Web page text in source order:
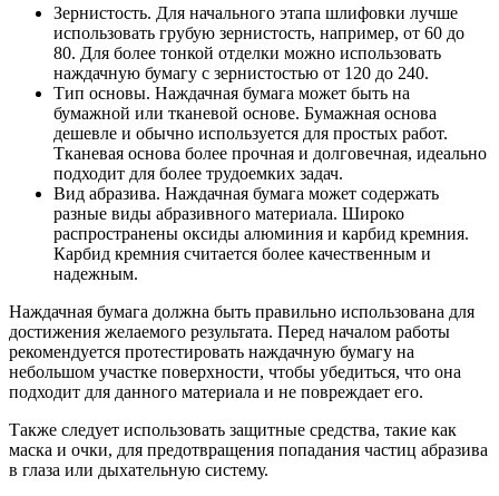
Зернистость. Для начального этапа шлифовки лучше
использовать грубую зернистость, например, от 60 до
80. Для более тонкой отделки можно использовать
наждачную бумагу с зернистостью от 120 до 240.
Тип основы. Наждачная бумага может быть на
бумажной или тканевой основе. Бумажная основа
дешевле и обычно используется для простых работ.
Тканевая основа более прочная и долговечная, идеально
подходит для более трудоемких задач.
Вид абразива. Наждачная бумага может содержать
разные виды абразивного материала. Широко
распространены оксиды алюминия и карбид кремния.
Карбид кремния считается более качественным и
надежным.
Наждачная бумага должна быть правильно использована для
достижения желаемого результата. Перед началом работы
рекомендуется протестировать наждачную бумагу на
небольшом участке поверхности, чтобы убедиться, что она
подходит для данного материала и не повреждает его.
Также следует использовать защитные средства, такие как
маска и очки, для предотвращения попадания частиц абразива
в глаза или дыхательную систему.